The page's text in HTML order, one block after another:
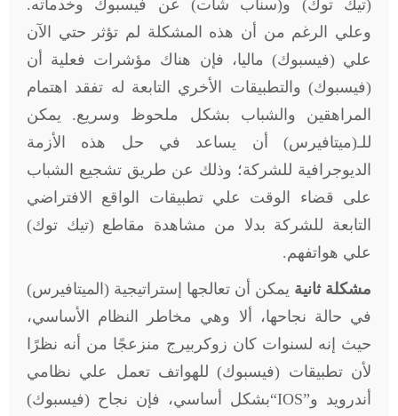
(تيك توك) و(سناب شات) عن فيسبوك وخدماته.
وعلي الرغم من أن هذه المشكلة لم تؤثر حتي الآن
علي (فيسبوك) ماليا، فإن هناك مؤشرات فعلية أن
(فيسبوك) والتطبيقات الأخري التابعة له تفقد اهتمام
المراهقين والشباب بشكل ملحوظ وسريع. يمكن
للـ(ميتافيرس) أن يساعد في حل هذه الأزمة
الديوجرافية للشركة؛ وذلك عن طريق تشجيع الشباب
على قضاء الوقت علي تطبيقات الواقع الافتراضي
التابعة للشركة بدلا من مشاهدة مقاطع (تيك توك)
علي هواتفهم.
مشكلة ثانية يمكن أن تعالجها إستراتيجية (الميتافيرس)
في حالة نجاحها، ألا وهي مخاطر النظام الأساسي،
حيث إنه لسنوات كان زوكربيرج منزعجًا من أنه نظرًا
لأن تطبيقات (فيسبوك) للهواتف تعمل علي نظامي
أندرويد و“IOS”بشكل أساسي، فإن نجاح (فيسبوك)